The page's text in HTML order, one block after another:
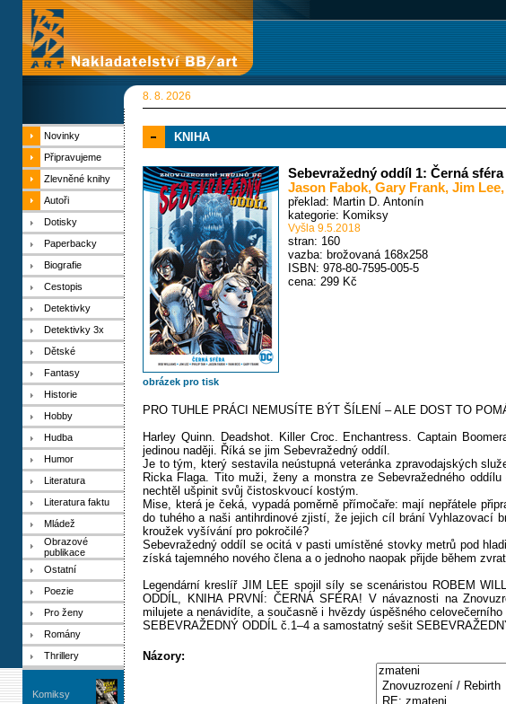
8. 8. 2026
Novinky
Připravujeme
Zlevněné knihy
Autoři
Dotisky
Paperbacky
Biografie
Cestopis
Detektivky
Detektivky 3x
Dětské
Fantasy
Historie
Hobby
Hudba
Humor
Literatura
Literatura faktu
Mládež
Obrazové
publikace
Ostatní
Poezie
Pro ženy
Romány
Thrillery
Komiksy
KNIHA
obrázek pro tisk
Sebevražedný oddíl 1: Černá
Jason Fabok, Gary Frank, Jim Lee,
překlad: Martin D. Antonín
kategorie: Komiksy
Vyšla 9.5.2018
stran: 160
vazba: brožovaná 168x258
ISBN: 978-80-7595-005-5
cena: 299 Kč
PRO TUHLE PRÁCI NEMUSÍTE BÝT ŠÍLENÍ – ALE DOST TO
Harley Quinn. Deadshot. Killer Croc. Enchantress. Captain
jedinou naději. Říká se jim Sebevražedný oddíl.
Je to tým, který sestavila neústupná veteránka zpravodajských
Ricka Flaga. Tito muži, ženy a monstra ze Sebevražedného
nechtěl ušpinit svůj čistoskvoucí kostým.
Mise, která je čeká, vypadá poměrně přímočaře: mají nepřátele
do tuhého a naši antihrdinové zjistí, že jejich cíl brání Vyhlazovací
kroužek vyšívání pro pokročilé?
Sebevražedný oddíl se ocitá v pasti umístěné stovky metrů pod
získá tajemného nového člena a o jednoho naopak přijde během
Legendární kreslíř JIM LEE spojil síly se scenáristou ROBEM
ODDÍL, KNIHA PRVNÍ: ČERNÁ SFÉRA! V návaznosti na
milujete a nenávidíte, a současně i hvězdy úspěšného
SEBEVRAŽEDNÝ ODDÍL č.1–4 a samostatný sešit
Názory: